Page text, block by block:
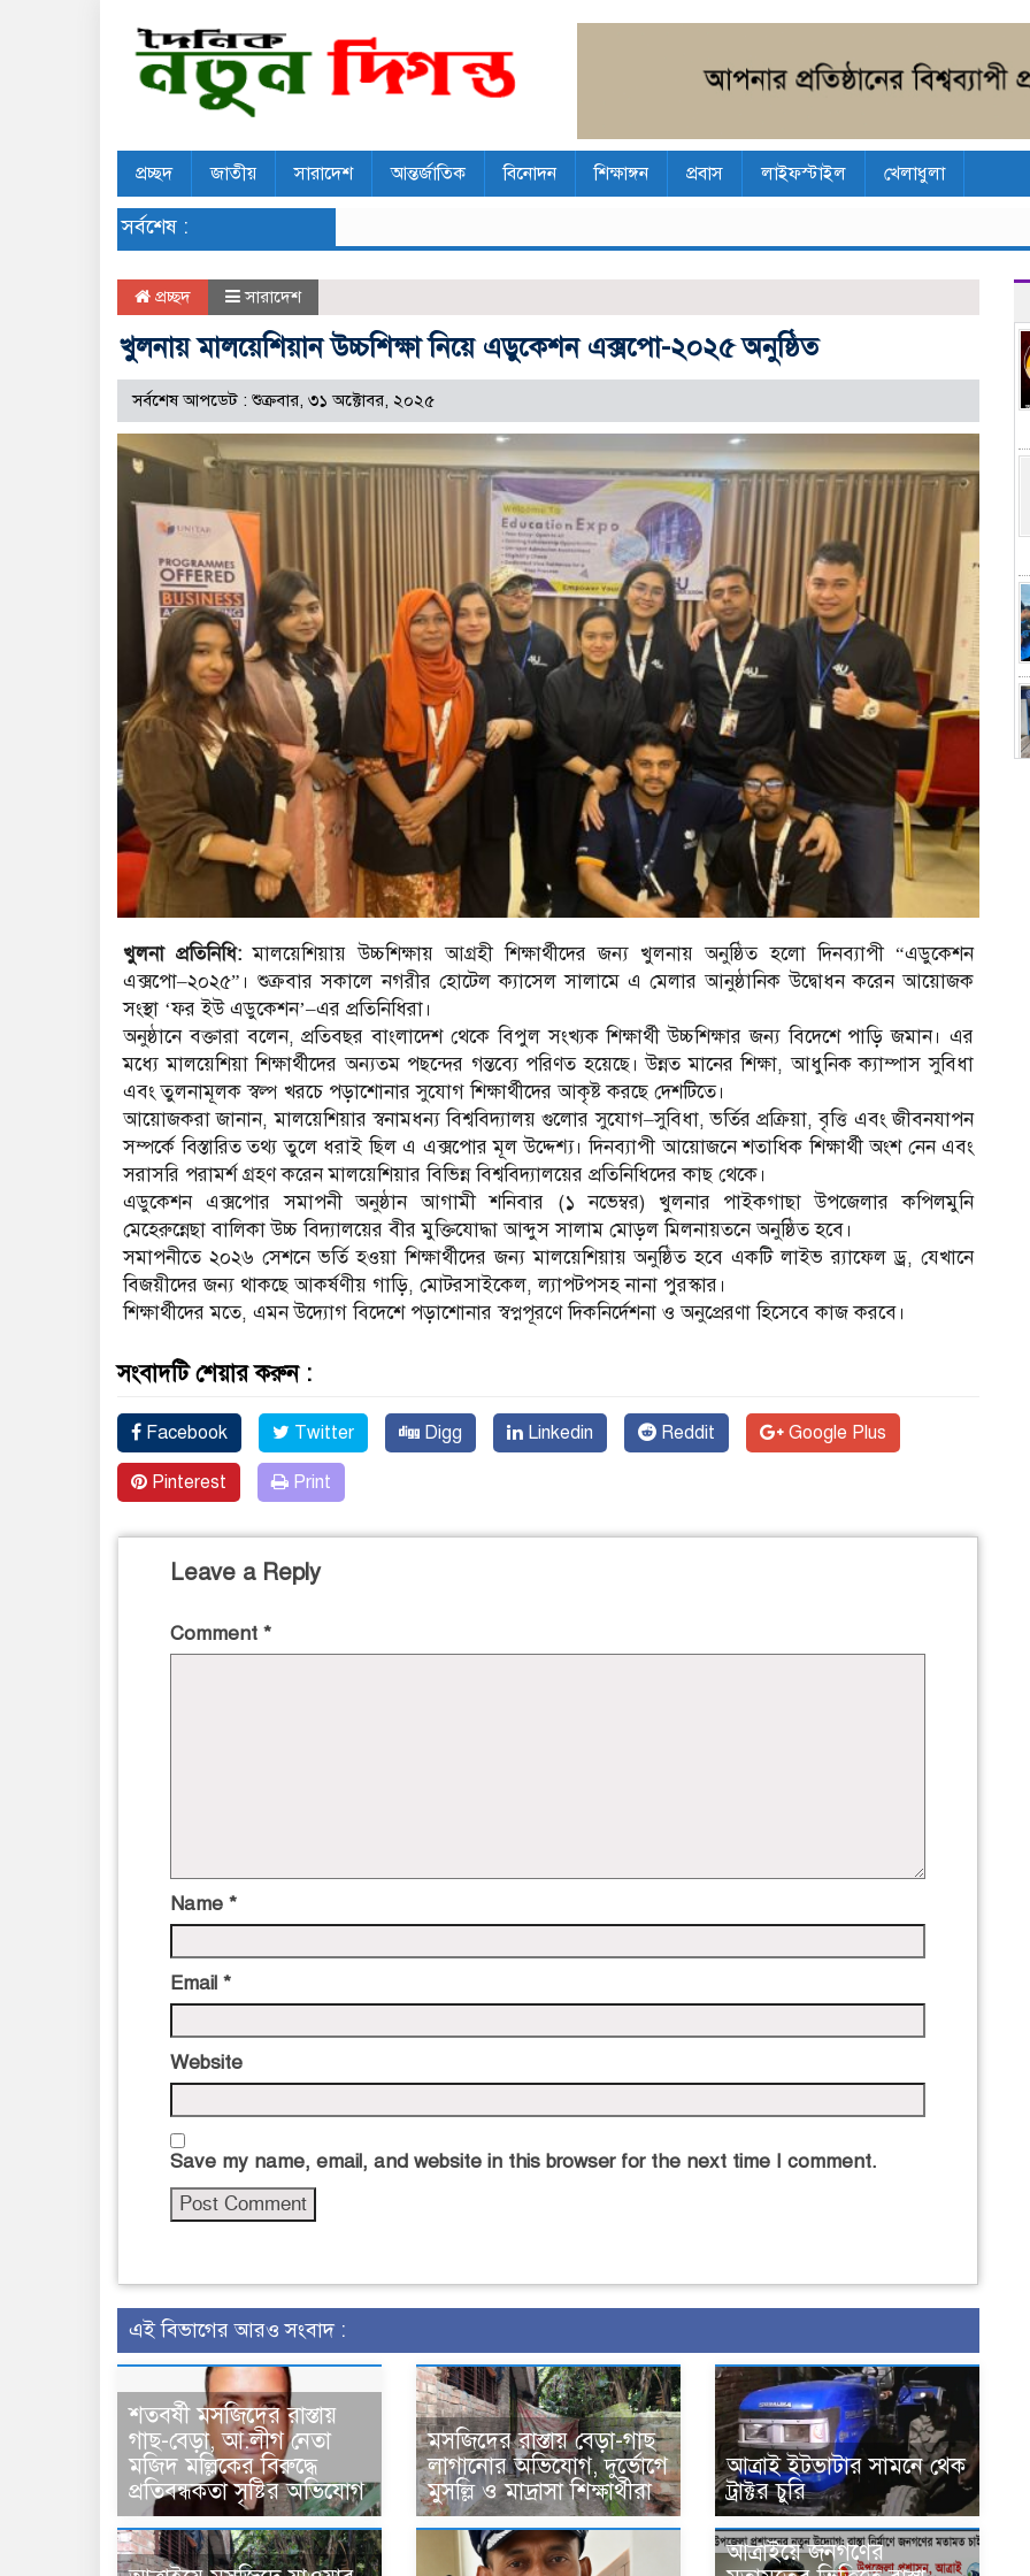
প্রচ্ছদ জাতীয় সারাদেশ আন্তর্জাতিক বিনোদন শিক্ষাঙ্গন প্রবাস লাইফস্টাইল খেলাধুলা
সর্বশেষ :
প্রচ্ছদ সারাদেশ
খুলনায় মালয়েশিয়ান উচ্চশিক্ষা নিয়ে এডুকেশন এক্সপো-২০২৫ অনুষ্ঠিত
সর্বশেষ আপডেট : শুক্রবার, ৩১ অক্টোবর, ২০২৫
খুলনা প্রতিনিধি: মালয়েশিয়ায় উচ্চশিক্ষায় আগ্রহী শিক্ষার্থীদের জন্য খুলনায় অনুষ্ঠিত হলো দিনব্যাপী “এডুকেশন
এক্সপো–২০২৫”। শুক্রবার সকালে নগরীর হোটেল ক্যাসেল সালামে এ মেলার আনুষ্ঠানিক উদ্বোধন করেন আয়োজক
সংস্থা ‘ফর ইউ এডুকেশন’–এর প্রতিনিধিরা।
অনুষ্ঠানে বক্তারা বলেন, প্রতিবছর বাংলাদেশ থেকে বিপুল সংখ্যক শিক্ষার্থী উচ্চশিক্ষার জন্য বিদেশে পাড়ি জমান। এর
মধ্যে মালয়েশিয়া শিক্ষার্থীদের অন্যতম পছন্দের গন্তব্যে পরিণত হয়েছে। উন্নত মানের শিক্ষা, আধুনিক ক্যাম্পাস সুবিধা
এবং তুলনামূলক স্বল্প খরচে পড়াশোনার সুযোগ শিক্ষার্থীদের আকৃষ্ট করছে দেশটিতে।
আয়োজকরা জানান, মালয়েশিয়ার স্বনামধন্য বিশ্ববিদ্যালয় গুলোর সুযোগ–সুবিধা, ভর্তির প্রক্রিয়া, বৃত্তি এবং জীবনযাপন
সম্পর্কে বিস্তারিত তথ্য তুলে ধরাই ছিল এ এক্সপোর মূল উদ্দেশ্য। দিনব্যাপী আয়োজনে শতাধিক শিক্ষার্থী অংশ নেন এবং
সরাসরি পরামর্শ গ্রহণ করেন মালয়েশিয়ার বিভিন্ন বিশ্ববিদ্যালয়ের প্রতিনিধিদের কাছ থেকে।
এডুকেশন এক্সপোর সমাপনী অনুষ্ঠান আগামী শনিবার (১ নভেম্বর) খুলনার পাইকগাছা উপজেলার কপিলমুনি
মেহেরুন্নেছা বালিকা উচ্চ বিদ্যালয়ের বীর মুক্তিযোদ্ধা আব্দুস সালাম মোড়ল মিলনায়তনে অনুষ্ঠিত হবে।
সমাপনীতে ২০২৬ সেশনে ভর্তি হওয়া শিক্ষার্থীদের জন্য মালয়েশিয়ায় অনুষ্ঠিত হবে একটি লাইভ র‍্যাফেল ড্র, যেখানে
বিজয়ীদের জন্য থাকছে আকর্ষণীয় গাড়ি, মোটরসাইকেল, ল্যাপটপসহ নানা পুরস্কার।
শিক্ষার্থীদের মতে, এমন উদ্যোগ বিদেশে পড়াশোনার স্বপ্নপূরণে দিকনির্দেশনা ও অনুপ্রেরণা হিসেবে কাজ করবে।
সংবাদটি শেয়ার করুন :
Facebook Twitter Digg Linkedin Reddit Google Plus
Pinterest Print
Leave a Reply
Comment *
Name *
Email *
Website
Save my name, email, and website in this browser for the next time I comment.
এই বিভাগের আরও সংবাদ :
শতবর্ষী মসজিদের রাস্তায়
গাছ-বেড়া, আ.লীগ নেতা
মজিদ মল্লিকের বিরুদ্ধে
প্রতিবন্ধকতা সৃষ্টির অভিযোগ
মসজিদের রাস্তায় বেড়া-গাছ
লাগানোর অভিযোগ, দুর্ভোগে
মুসল্লি ও মাদ্রাসা শিক্ষার্থীরা
আত্রাই ইটভাটার সামনে থেক
ট্রাক্টর চুরি
আত্রাইয়ে জনগণের